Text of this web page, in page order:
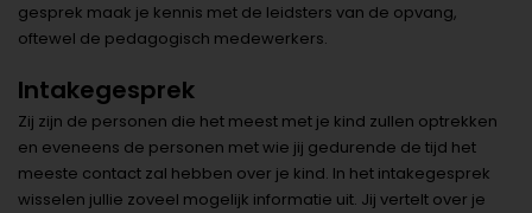
gesprek maak je kennis met de leidsters van de opvang,
oftewel de pedagogisch medewerkers.
Intakegesprek
Zij zijn de personen die het meest met je kind zullen optrekken
en eveneens de personen met wie jij gedurende de tijd het
meeste contact zal hebben over je kind. In het intakegesprek
wisselen jullie zoveel mogelijk informatie uit. Jij vertelt over je